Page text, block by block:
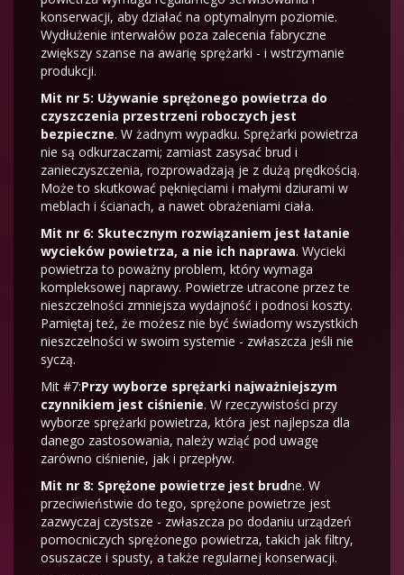
konserwacji, aby działać na optymalnym poziomie.
Wydłużenie interwałów poza zalecenia fabryczne
zwiększy szanse na awarię sprężarki - i wstrzymanie
produkcji.
Mit nr 5: Używanie sprężonego powietrza do
czyszczenia przestrzeni roboczych jest
bezpieczne. W żadnym wypadku. Sprężarki powietrza
nie są odkurzaczami; zamiast zasysać brud i
zanieczyszczenia, rozprowadzają je z dużą prędkością.
Może to skutkować pęknięciami i małymi dziurami w
meblach i ścianach, a nawet obrażeniami ciała.
Mit nr 6: Skutecznym rozwiązaniem jest łatanie
wycieków powietrza, a nie ich naprawa. Wycieki
powietrza to poważny problem, który wymaga
kompleksowej naprawy. Powietrze utracone przez te
nieszczelności zmniejsza wydajność i podnosi koszty.
Pamiętaj też, że możesz nie być świadomy wszystkich
nieszczelności w swoim systemie - zwłaszcza jeśli nie
syczą.
Mit #7:Przy wyborze sprężarki najważniejszym
czynnikiem jest ciśnienie. W rzeczywistości przy
wyborze sprężarki powietrza, która jest najlepsza dla
danego zastosowania, należy wziąć pod uwagę
zarówno ciśnienie, jak i przepływ.
Mit nr 8: Sprężone powietrze jest brudne. W
przeciwieństwie do tego, sprężone powietrze jest
zazwyczaj czystsze - zwłaszcza po dodaniu urządzeń
pomocniczych sprężonego powietrza, takich jak filtry,
osuszacze i spusty, a także regularnej konserwacji.